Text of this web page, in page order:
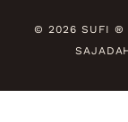
© 2026 SUFI ® |